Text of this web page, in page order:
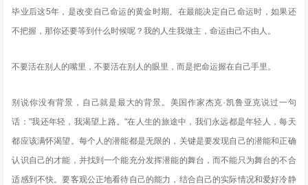
毕业后这5年，是改变自己命运的黄金时期。在最能决定自己命运时，如果还
不把握，那你还要等到什么时候呢？我的人生我做主，命运由己不由人。
不要活在别人的嘴里，不要活在别人的眼里，而是把命运握在自己手里。
别说你没有背景，自己就是最大的背景。美国作家杰克·凯鲁亚克说过一句
话："我还年轻，我渴望上路。"在人生的旅途中，我们永远都是年轻人，每天
都应该满怀渴望。每个人的潜能都是无限的，关键是要发现自己的潜能和正确
认识自己的才能，并找到一个能充分发挥潜能的舞台，而不能只为舞台的不合
适感到不快。要客观公正地看待自己的能力，结合自己的实际情况和爱好冷静